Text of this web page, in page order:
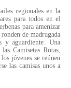
regionales en la
para todos en el
para amenizar
de madrugada
y aguardiente. Una
Camisetas Rotas,
jóvenes se reúnen
las camisas unos a